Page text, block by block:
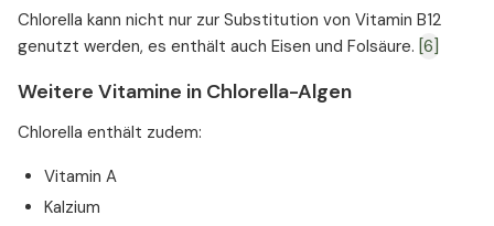
Chlorella kann nicht nur zur Substitution von Vitamin B12
genutzt werden, es enthält auch Eisen und Folsäure. [6]
Weitere Vitamine in Chlorella-Algen
Chlorella enthält zudem:
Vitamin A
Kalzium